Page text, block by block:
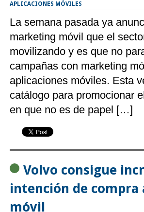
APLICACIONES MÓVILES
La semana pasada ya
marketing móvil que el
movilizando y es que no
campañas con marketing
aplicaciones móviles. Esta
catálogo para promocionar
en que no es de papel […]
Volvo consigue
intención de compra
móvil